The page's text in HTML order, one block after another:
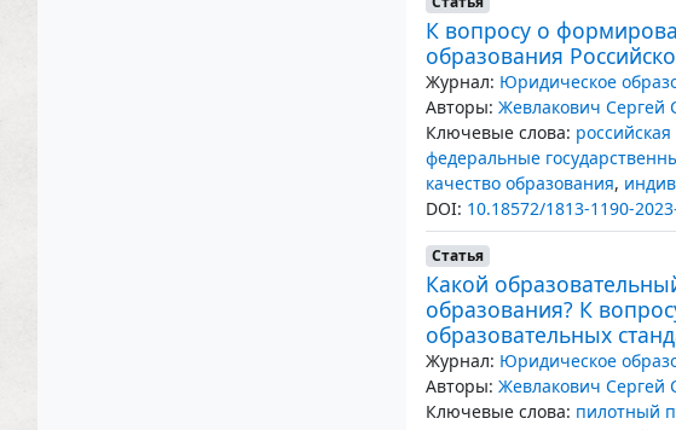
К вопросу о
образования
Журнал: Юридическое
Авторы: Жевлакович Сергей
Ключевые слова:
федеральные
качество образования,
DOI: 10.18572/1813-1190-
Статья
Какой
образования? К
образовательных
Журнал: Юридическое
Авторы: Жевлакович Сергей
Ключевые слова: пилотный